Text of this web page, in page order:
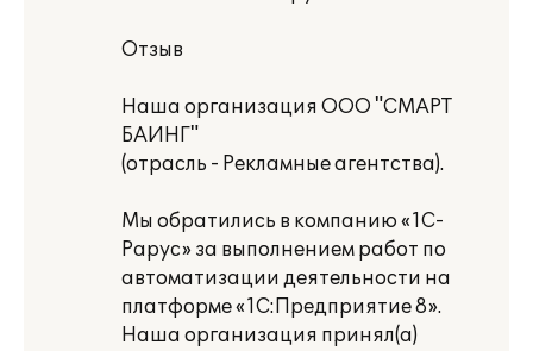
Отзыв
Наша организация ООО "СМАРТ
БАИНГ"
(отрасль - Рекламные агентства).
Мы обратились в компанию «1С-
Рарус» за выполнением работ по
автоматизации деятельности на
платформе «1С:Предприятие 8».
Наша организация принял(а)